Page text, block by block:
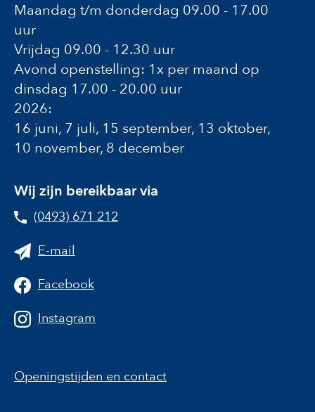
Maandag t/m donderdag 09.00 - 17.00
uur
Vrijdag 09.00 - 12.30 uur
Avond openstelling: 1x per maand op
dinsdag 17.00 - 20.00 uur
2026:
16 juni, 7 juli, 15 september, 13 oktober,
10 november, 8 december
Wij zijn bereikbaar via
(0493) 671 212
E-mail
Facebook
Instagram
Openingstijden en contact